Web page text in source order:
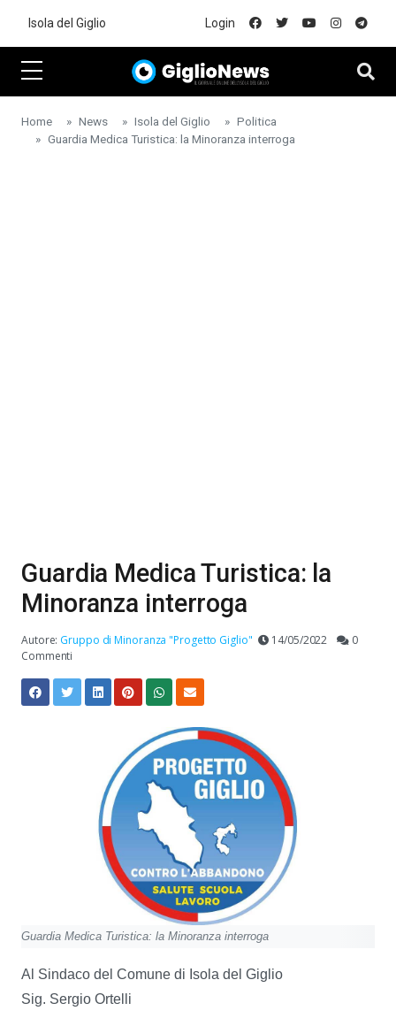
Isola del Giglio Login
Home News Isola del Giglio
Politica
Guardia Medica Turistica: la Minoranza interroga
Guardia Medica Turistica: la
Minoranza interroga
Autore: Gruppo di Minoranza "Progetto Giglio" 14/05/2022
0
Commenti
Guardia Medica Turistica: la Minoranza interroga
Al Sindaco del Comune di Isola del Giglio
Sig. Sergio Ortelli